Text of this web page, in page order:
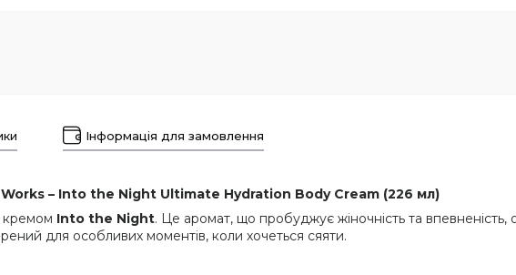
Інформація для замовлення
– Into the Night Ultimate Hydration Body Cream (226 мл)
кремом Into the Night. Це аромат, що пробуджує жіночність та впевненість,
для особливих моментів, коли хочеться сяяти.